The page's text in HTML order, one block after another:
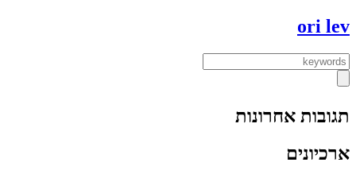
ori lev
תגובות אחרונות
ארכיונים